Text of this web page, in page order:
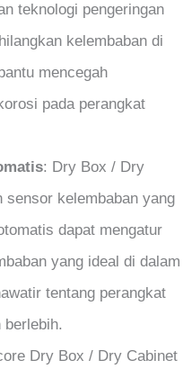
teknologi pengeringan
kelembaban di
mencegah
pada perangkat
: Dry Box / Dry
sensor kelembaban yang
dapat mengatur
yang ideal di dalam
tentang perangkat
berlebih.
Dry Box / Dry Cabinet